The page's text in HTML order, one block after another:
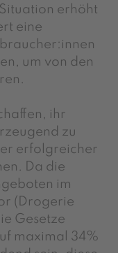
erhöht
eine
um von den
ihr
zu
erfolgreicher
Da die
im
(Drogerie
Gesetze
maximal 34%